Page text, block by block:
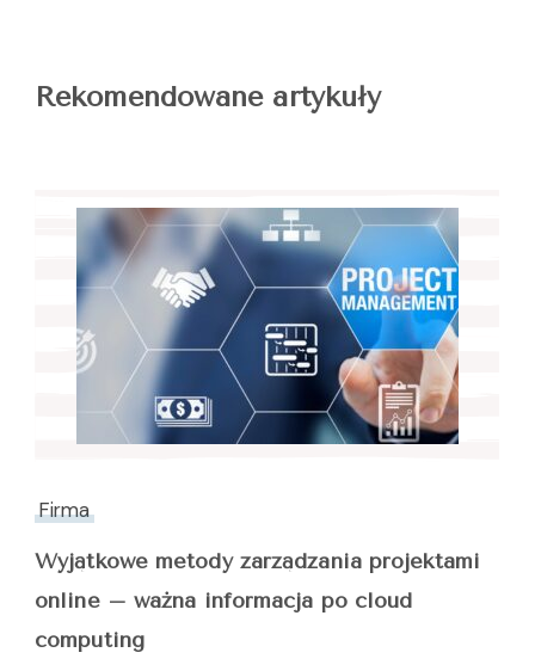
Rekomendowane artykuły
Firma
Wyjątkowe metody zarządzania projektami
online – ważna informacja po cloud
computing